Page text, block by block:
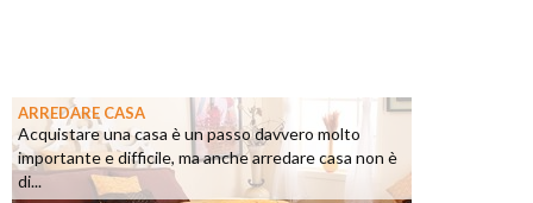
ARREDARE CASA
Acquistare una casa è un passo davvero molto
importante e difficile, ma anche arredare casa non è
di...